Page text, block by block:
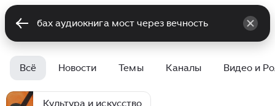
Всё Новости Темы Каналы Видео и
Культура и искусство